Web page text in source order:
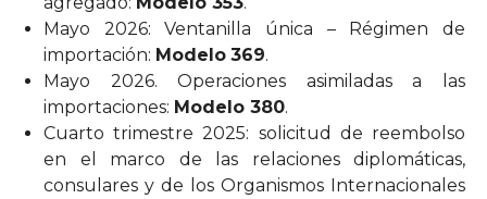
Mayo 2026: Ventanilla única – Régimen de
importación: Modelo 369.
Mayo 2026. Operaciones asimiladas a las
importaciones: Modelo 380.
Cuarto trimestre 2025: solicitud de reembolso
en el marco de las relaciones diplomáticas,
consulares y de los Organismos Internacionales